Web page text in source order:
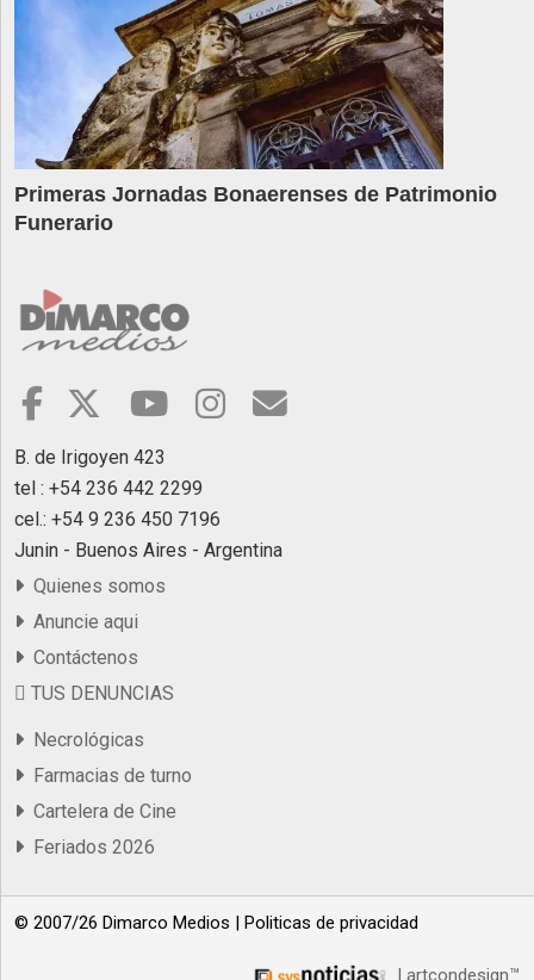
Primeras Jornadas Bonaerenses de Patrimonio
Funerario
B. de Irigoyen 423
tel : +54 236 442 2299
cel.: +54 9 236 450 7196
Junin - Buenos Aires - Argentina
Quienes somos
Anuncie aqui
Contáctenos
TUS DENUNCIAS
Necrológicas
Farmacias de turno
Cartelera de Cine
Feriados 2026
© 2007/26 Dimarco Medios | Politicas de privacidad
| artcondesign™